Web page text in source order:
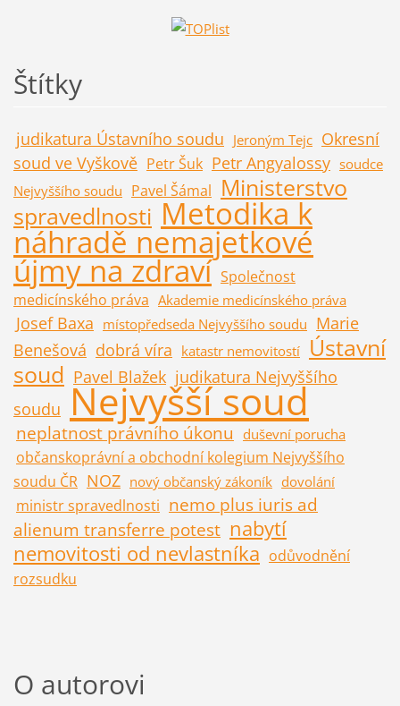
Štítky
judikatura Ústavního soudu Jeroným Tejc Okresní
soud ve Vyškově Petr Šuk Petr Angyalossy soudce
Nejvyššího soudu Pavel Šámal Ministerstvo
spravedlnosti Metodika k
náhradě nemajetkové
újmy na zdraví Společnost
medicínského práva Akademie medicínského práva
Josef Baxa místopředseda Nejvyššího soudu Marie
Benešová dobrá víra katastr nemovitostí
Ústavní
soud Pavel Blažek judikatura Nejvyššího
soudu
Nejvyšší soud
neplatnost právního úkonu duševní porucha
občanskoprávní a obchodní kolegium Nejvyššího
soudu ČR NOZ nový občanský zákoník dovolání
ministr spravedlnosti nemo plus iuris ad
alienum transferre potest nabytí
nemovitosti od nevlastníka odůvodnění
rozsudku
O autorovi